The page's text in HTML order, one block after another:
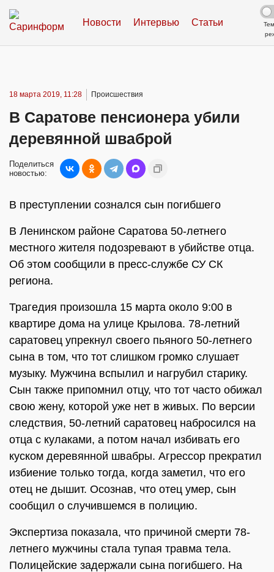
Новости Интервью Статьи
18 марта 2019, 11:28 Происшествия
В Саратове пенсионера убили
деревянной шваброй
Поделиться
новостью:
В преступлении сознался сын погибшего
В Ленинском районе Саратова 50-летнего
местного жителя подозревают в убийстве отца.
Об этом сообщили в пресс-службе СУ СК
региона.
Трагедия произошла 15 марта около 9:00 в
квартире дома на улице Крылова. 78-летний
саратовец упрекнул своего пьяного 50-летнего
сына в том, что тот слишком громко слушает
музыку. Мужчина вспылил и нагрубил старику.
Сын также припомнил отцу, что тот часто обижал
свою жену, которой уже нет в живых. По версии
следствия, 50-летний саратовец набросился на
отца с кулаками, а потом начал избивать его
куском деревянной швабры. Агрессор прекратил
избиение только тогда, когда заметил, что его
отец не дышит. Осознав, что отец умер, сын
сообщил о случившемся в полицию.
Экспертиза показала, что причиной смерти 78-
летнего мужчины стала тупая травма тела.
Полицейские задержали сына погибшего. На